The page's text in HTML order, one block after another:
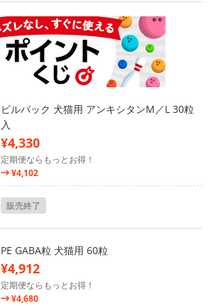
ビルバック 犬猫用 アンキシタンM／L 30粒
入
¥4,330
定期便ならもっとお得！
¥4,102
販売終了
PE GABA粒 犬猫用 60粒
¥4,912
定期便ならもっとお得！
¥4,680